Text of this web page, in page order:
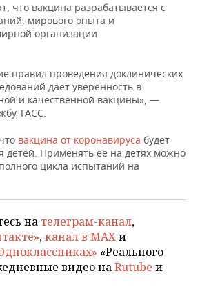
что вакцина разрабатывается с
мирового опыта и
организации
правил проведения доклинических
дает уверенность в
и качественной вакцины», —
ТАСС.
вакцина от коронавируса будет
детей. Применять ее на детях можно
цикла испытаний на
на телеграм-канал,
,канал в MAXи
«Реального
видео наRutube и